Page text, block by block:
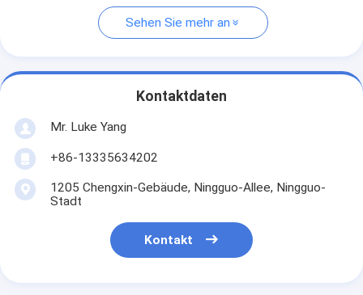
Sehen Sie mehr an
Kontaktdaten
Mr. Luke Yang
+86-13335634202
1205 Chengxin-Gebäude, Ningguo-Allee, Ningguo-
Stadt
Kontakt